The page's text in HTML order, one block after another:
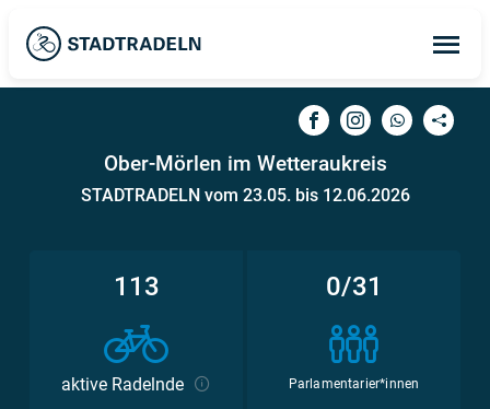
Ober-Mörlen im Wetteraukreis
STADTRADELN vom 23.05. bis 12.06.2026
113
aktive Radelnde
0/31
Parlamentarier*innen